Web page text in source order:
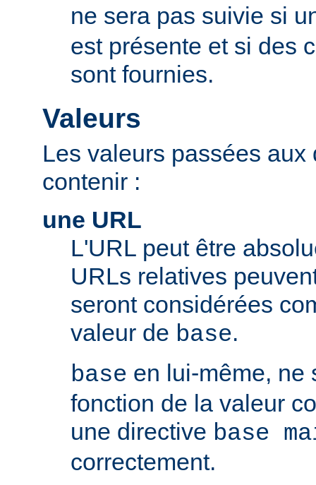
ne sera pas suivie si
est présente et si des
sont fournies.
Valeurs
Les valeurs passées
contenir :
une URL
L'URL peut être
URLs relatives
seront considérées
valeur de base.
base en lui-même, ne
fonction de la valeur
une directive base
correctement.